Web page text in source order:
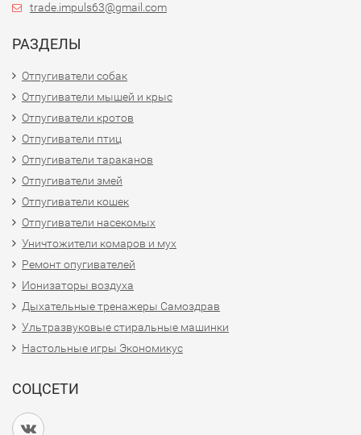
trade.impuls63@gmail.com
РАЗДЕЛЫ
Отпугиватели собак
Отпугиватели мышей и крыс
Отпугиватели кротов
Отпугиватели птиц
Отпугиватели тараканов
Отпугиватели змей
Отпугиватели кошек
Отпугиватели насекомых
Уничтожители комаров и мух
Ремонт опугивателей
Ионизаторы воздуха
Дыхательные тренажеры Самоздрав
Ультразвуковые стиральные машинки
Настольные игры Экономикус
СОЦСЕТИ